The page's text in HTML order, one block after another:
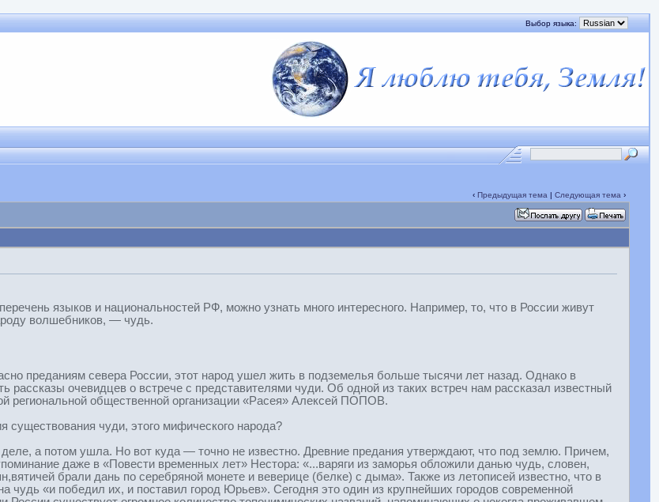
Выбор языка:
‹ Предыдущая тема | Следующая тема ›
языков и национальностей РФ, можно узнать много интересного. Например, то, что в России живут
волшебников, — чудь.
преданиям севера России, этот народ ушел жить в подземелья больше тысячи лет назад. Однако в
рассказы очевидцев о встрече с представителями чуди. Об одной из таких встреч нам рассказал известный
региональной общественной организации «Расея» Алексей ПОПОВ.
чуди, этого мифического народа?
а потом ушла. Но вот куда — точно не известно. Древние предания утверждают, что под землю. Причем,
даже в «Повести временных лет» Нестора: «...варяги из заморья обложили данью чудь, словен,
брали дань по серебряной монете и веверице (белке) с дыма». Также из летописей известно, что в
«и победил их, и поставил город Юрьев». Сегодня это один из крупнейших городов современной